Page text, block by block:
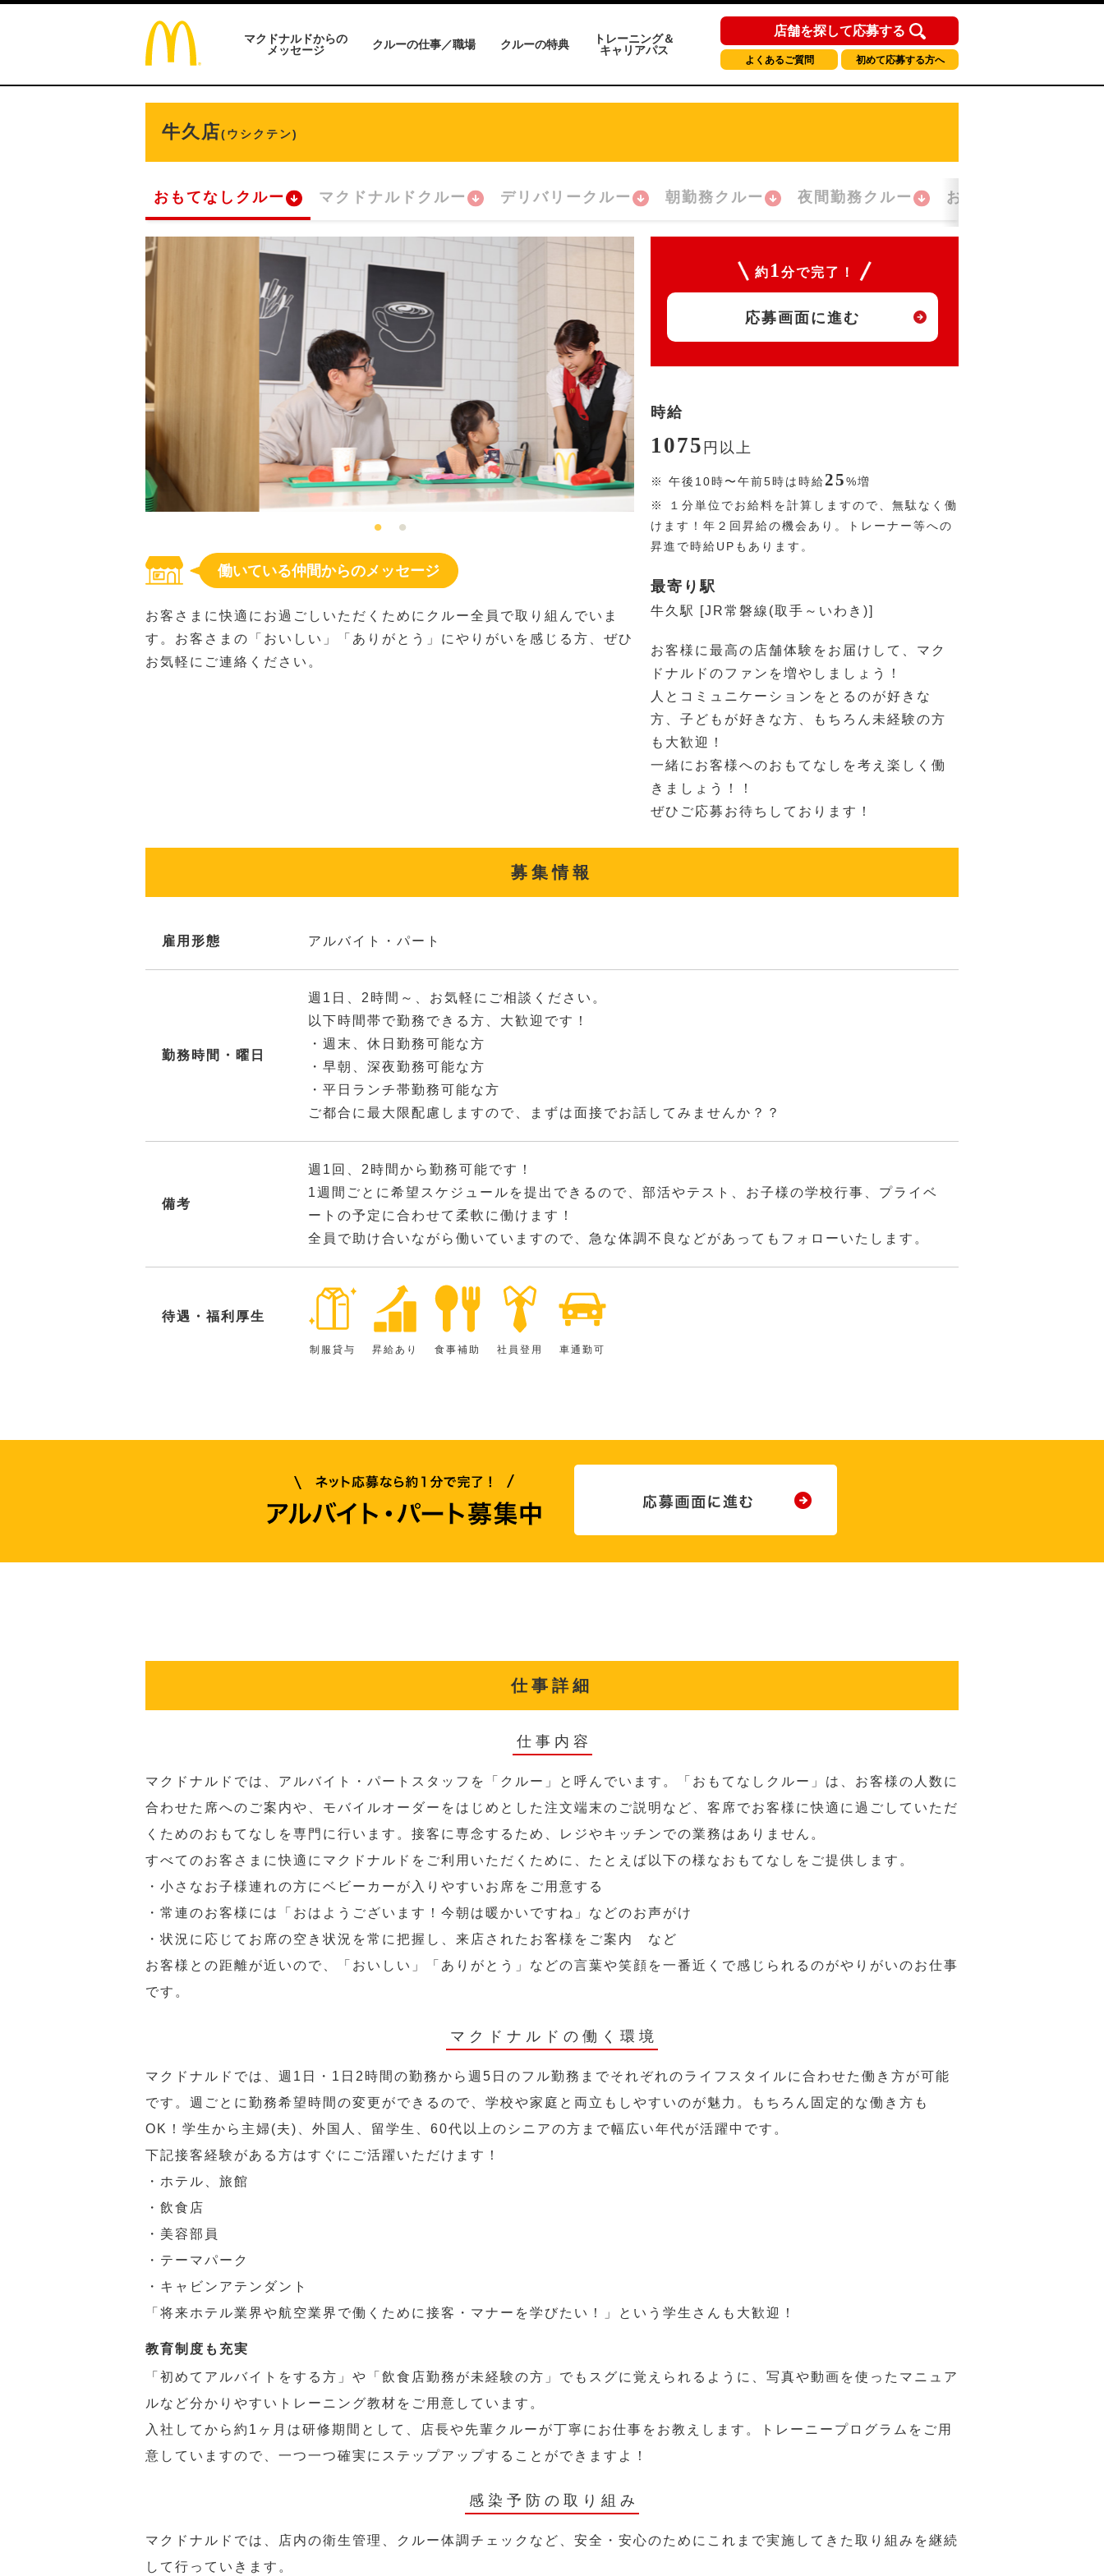
マクドナルドからの
メッセージ
クルーの仕事／職場 クルーの特典
トレーニング＆
キャリアパス
店舗を探して応募する
よくあるご質問 初めて応募する方へ
牛久店(ウシクテン)
おもてなしクルー マクドナルドクルー デリバリークルー 朝勤務クルー 夜間勤務クルー おかえり！クルー
働いている仲間からのメッセージ
お客さまに快適にお過ごしいただくためにクルー全員で取り組んでいま
す。お客さまの「おいしい」「ありがとう」にやりがいを感じる方、ぜひ
お気軽にご連絡ください。
約 1 分で完了！
応募画面に進む
時給
1075 円 以上
※ 午後10時〜午前5時は時給25%増
※
１分単位でお給料を計算しますので、無駄なく働
けます！年２回昇給の機会あり。トレーナー等への
昇進で時給UPもあります。
最寄り駅
牛久駅 [JR常磐線(取手～いわき)]
お客様に最高の店舗体験をお届けして、マク
ドナルドのファンを増やしましょう！
人とコミュニケーションをとるのが好きな
方、子どもが好きな方、もちろん未経験の方
も大歓迎！
一緒にお客様へのおもてなしを考え楽しく働
きましょう！！
ぜひご応募お待ちしております！
募集情報
雇用形態 アルバイト・パート
勤務時間・曜日
週1日、2時間～、お気軽にご相談ください。
以下時間帯で勤務できる方、大歓迎です！
・週末、休日勤務可能な方
・早朝、深夜勤務可能な方
・平日ランチ帯勤務可能な方
ご都合に最大限配慮しますので、まずは面接でお話してみませんか？？
備考
週1回、2時間から勤務可能です！
1週間ごとに希望スケジュールを提出できるので、部活やテスト、お子様の学校行事、プライベ
ートの予定に合わせて柔軟に働けます！
全員で助け合いながら働いていますので、急な体調不良などがあってもフォローいたします。
待遇・福利厚生
制服貸与 昇給あり 食事補助 社員登用 車通勤可
仕事詳細
仕事内容
マクドナルドでは、アルバイト・パートスタッフを「クルー」と呼んでいます。「おもてなしクルー」は、お客様の人数に
合わせた席へのご案内や、モバイルオーダーをはじめとした注文端末のご説明など、客席でお客様に快適に過ごしていただ
くためのおもてなしを専門に行います。接客に専念するため、レジやキッチンでの業務はありません。
すべてのお客さまに快適にマクドナルドをご利用いただくために、たとえば以下の様なおもてなしをご提供します。
・小さなお子様連れの方にベビーカーが入りやすいお席をご用意する
・常連のお客様には「おはようございます！今朝は暖かいですね」などのお声がけ
・状況に応じてお席の空き状況を常に把握し、来店されたお客様をご案内 など
お客様との距離が近いので、「おいしい」「ありがとう」などの言葉や笑顔を一番近くで感じられるのがやりがいのお仕事
です。
マクドナルドの働く環境
マクドナルドでは、週1日・1日2時間の勤務から週5日のフル勤務までそれぞれのライフスタイルに合わせた働き方が可能
です。週ごとに勤務希望時間の変更ができるので、学校や家庭と両立もしやすいのが魅力。もちろん固定的な働き方も
OK！学生から主婦(夫)、外国人、留学生、60代以上のシニアの方まで幅広い年代が活躍中です。
下記接客経験がある方はすぐにご活躍いただけます！
・ホテル、旅館
・飲食店
・美容部員
・テーマパーク
・キャビンアテンダント
「将来ホテル業界や航空業界で働くために接客・マナーを学びたい！」という学生さんも大歓迎！
教育制度も充実
「初めてアルバイトをする方」や「飲食店勤務が未経験の方」でもスグに覚えられるように、写真や動画を使ったマニュア
ルなど分かりやすいトレーニング教材をご用意しています。
入社してから約1ヶ月は研修期間として、店長や先輩クルーが丁寧にお仕事をお教えします。トレーニープログラムをご用
意していますので、一つ一つ確実にステップアップすることができますよ！
感染予防の取り組み
マクドナルドでは、店内の衛生管理、クルー体調チェックなど、安全・安心のためにこれまで実施してきた取り組みを継続
して行っていきます。